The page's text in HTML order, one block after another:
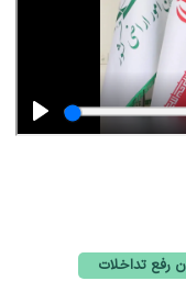
رفع تداخلات